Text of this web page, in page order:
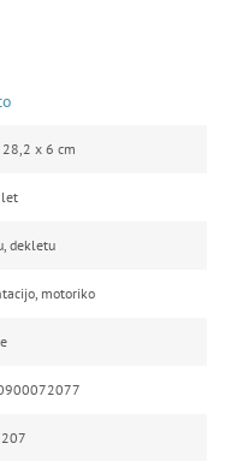
x 6 cm
let
dekletu
motoriko